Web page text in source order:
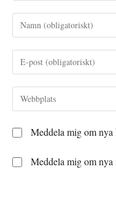
Ange
ditt
namn
eller
för
att
kommentera
Ange
din
e-
postadress
att
Ange
URL
din
webbplats
(valfritt)
Meddela mig om nya
Meddela mig om nya